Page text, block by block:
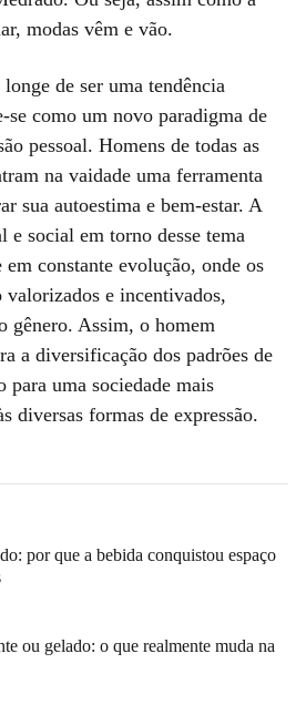
modas vêm e vão.
de ser uma tendência
se como um novo paradigma de
pessoal. Homens de todas as
na vaidade uma ferramenta
sua autoestima e bem-estar. A
e social em torno desse tema
constante evolução, onde os
valorizados e incentivados,
gênero. Assim, o homem
a diversificação dos padrões de
para uma sociedade mais
diversas formas de expressão.
por que a bebida conquistou espaço
ou gelado: o que realmente muda na